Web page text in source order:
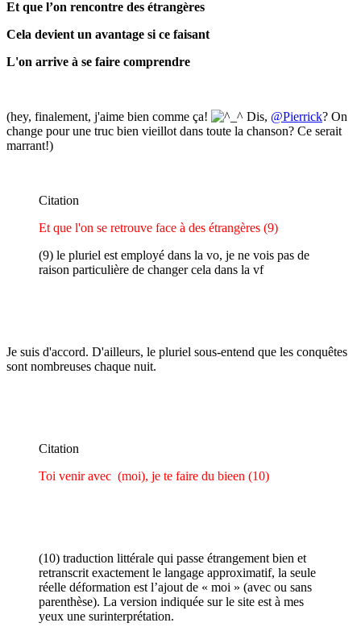
Et que l’on rencontre des étrangères
Cela devient un avantage si ce faisant
L'on arrive à se faire comprendre
(hey, finalement, j'aime bien comme ça! Dis, @Pierrick? On
change pour une truc bien vieillot dans toute la chanson? Ce serait
marrant!)
Citation
Et que l'on se retrouve face à des étrangères (9)
(9) le pluriel est employé dans la vo, je ne vois pas de
raison particulière de changer cela dans la vf
Je suis d'accord. D'ailleurs, le pluriel sous-entend que les conquêtes
sont nombreuses chaque nuit.
Citation
Toi venir avec (moi), je te faire du bieen (10)
(10) traduction littérale qui passe étrangement bien et
retranscrit exactement le langage approximatif, la seule
réelle déformation est l’ajout de « moi » (avec ou sans
parenthèse). La version indiquée sur le site est à mes
yeux une surinterprétation.